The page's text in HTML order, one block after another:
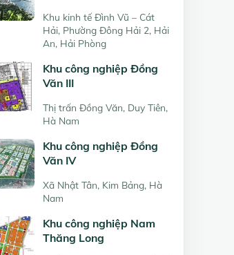
Khu kinh tế Đình Vũ – Cát
Hải, Phường Đông Hải 2, Hải
An, Hải Phòng
Khu công nghiệp Đồng
Văn III
Thị trấn Đồng Văn, Duy Tiên,
Hà Nam
Khu công nghiệp Đồng
Văn IV
Xã Nhật Tân, Kim Bảng, Hà
Nam
Khu công nghiệp Nam
Thăng Long